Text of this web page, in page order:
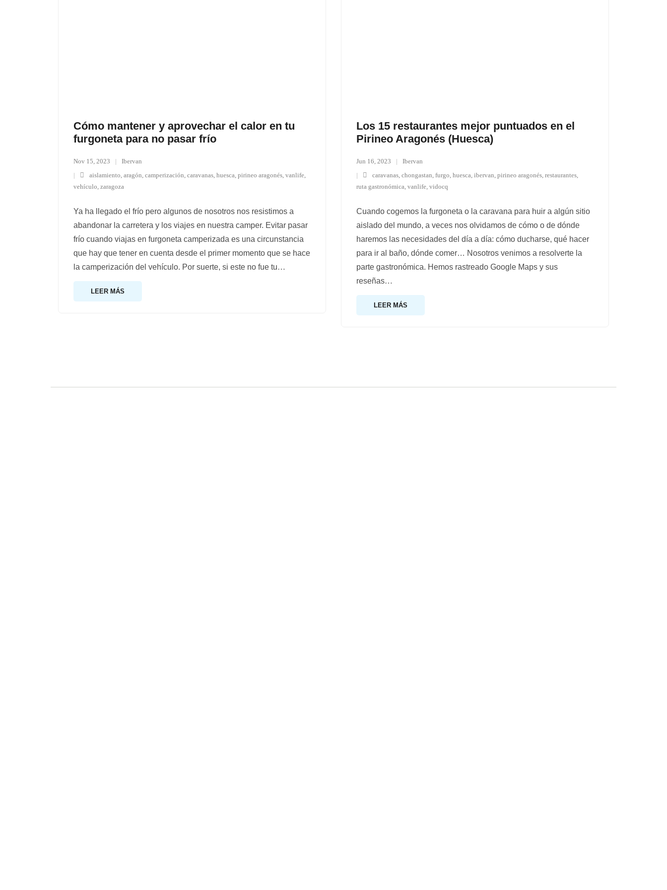
Cómo mantener y aprovechar el calor en tu
furgoneta para no pasar frío
Nov 15, 2023
Ibervan
aislamiento, aragón, camperización, caravanas, huesca, pirineo aragonés, vanlife,
vehículo, zaragoza
Ya ha llegado el frío pero algunos de nosotros nos resistimos a
abandonar la carretera y los viajes en nuestra camper. Evitar pasar
frío cuando viajas en furgoneta camperizada es una circunstancia
que hay que tener en cuenta desde el primer momento que se hace
la camperización del vehículo. Por suerte, si este no fue tu…
LEER MÁS
Los 15 restaurantes mejor puntuados en el
Pirineo Aragonés (Huesca)
Jun 16, 2023
Ibervan
caravanas, chongastan, furgo, huesca, ibervan, pirineo aragonés, restaurantes,
ruta gastronómica, vanlife, vidocq
Cuando cogemos la furgoneta o la caravana para huir a algún sitio
aislado del mundo, a veces nos olvidamos de cómo o de dónde
haremos las necesidades del día a día: cómo ducharse, qué hacer
para ir al baño, dónde comer… Nosotros venimos a resolverte la
parte gastronómica. Hemos rastreado Google Maps y sus
reseñas…
LEER MÁS